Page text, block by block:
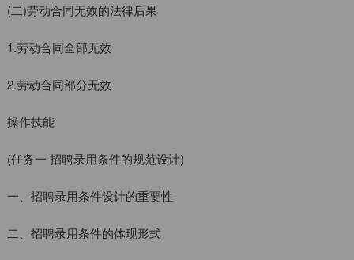
(二)劳动合同无效的法律后果
1.劳动合同全部无效
2.劳动合同部分无效
操作技能
(任务一 招聘录用条件的规范设计)
一、招聘录用条件设计的重要性
二、招聘录用条件的体现形式